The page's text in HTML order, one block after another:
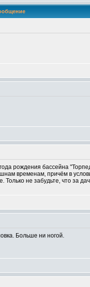
рождения бассейна
временам, причём в
Только не забудьте, что за
Больше ни ногой.